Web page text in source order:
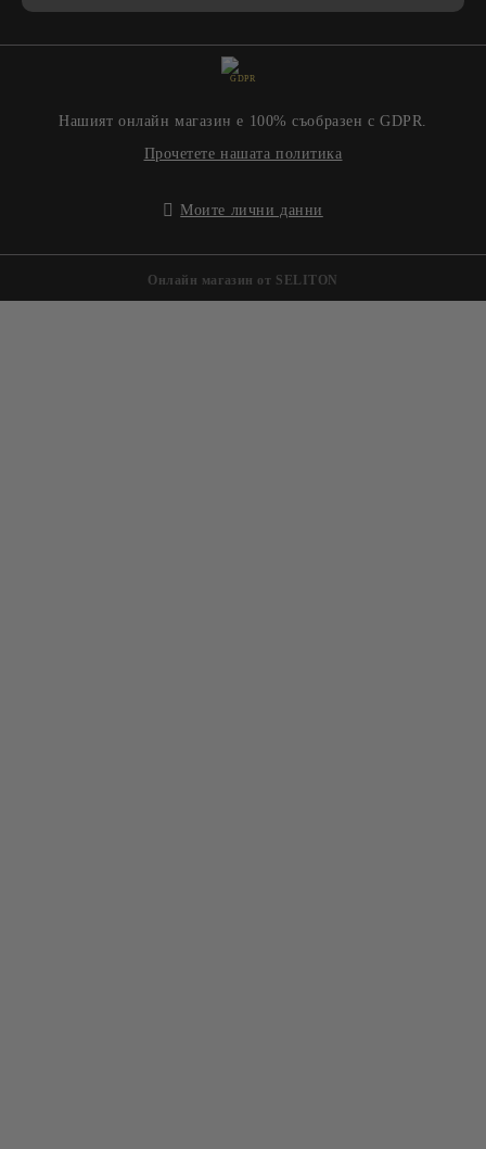
GDPR
Нашият онлайн магазин е 100% съобразен с GDPR.
Прочетете нашата политика
Моите лични данни
Онлайн магазин от SELITON